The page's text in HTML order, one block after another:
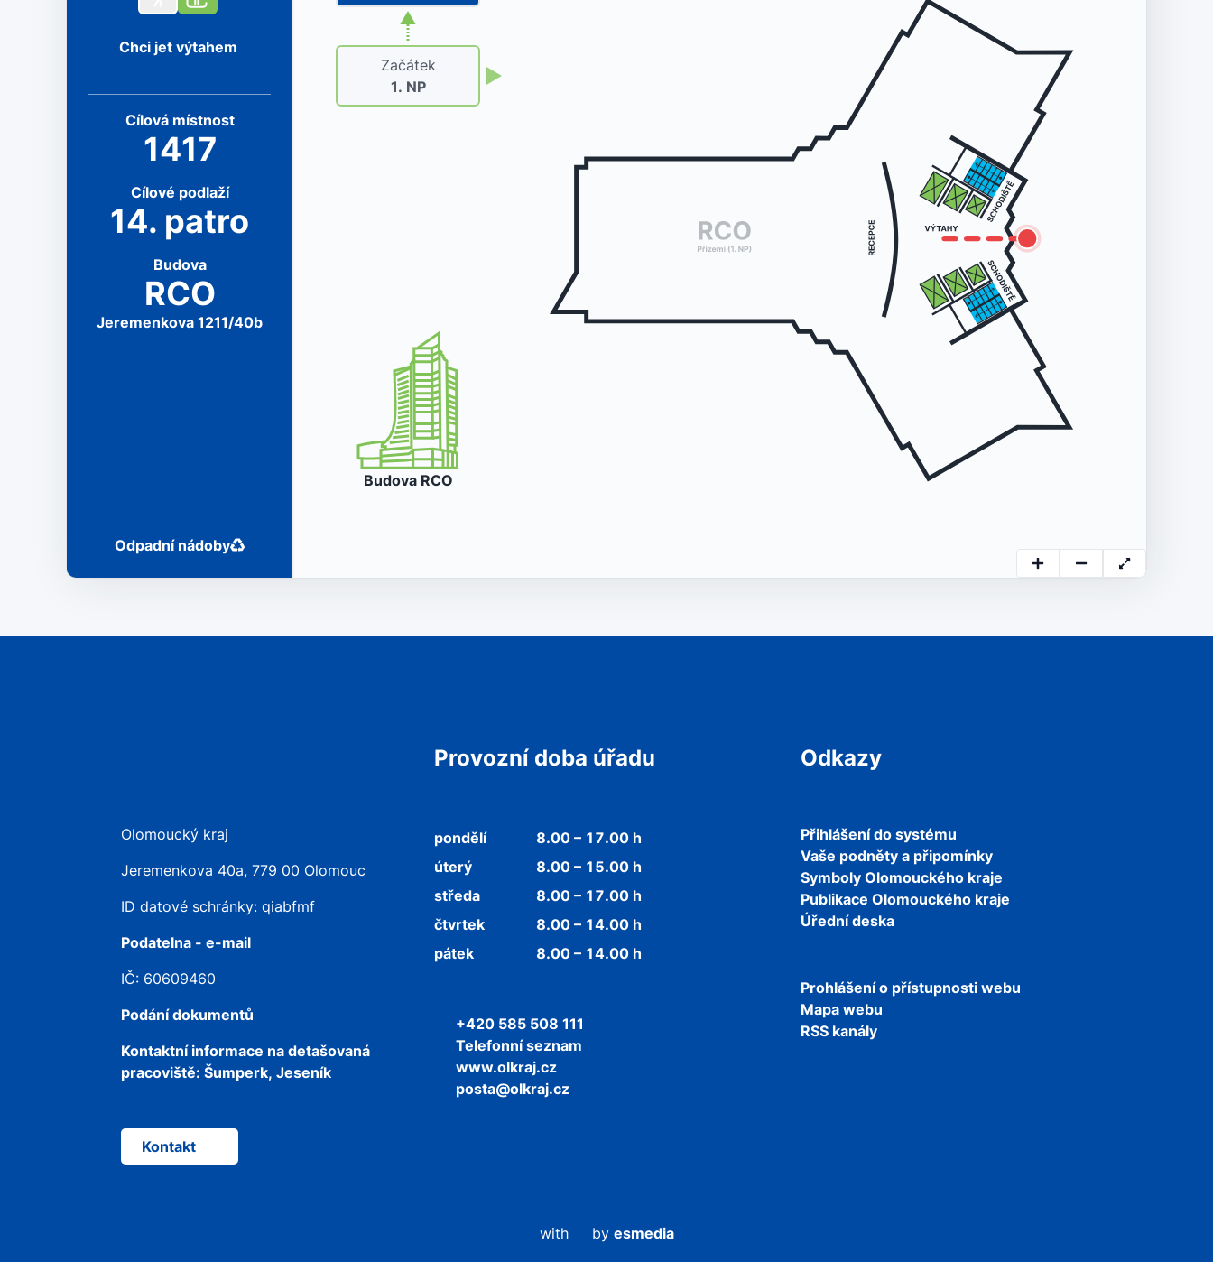
Chci jet výtahem
Cílovámístnost
1417
Cílové podlaží
14. patro
Budova
RCO
Jeremenkova 1211/40b
Odpadní nádoby
Začátek
1. NP
Budova RCO
Olomoucký kraj
Jeremenkova 40a, 779 00 Olomouc
ID datové schránky: qiabfmf
Podatelna - e-mail
IČ: 60609460
Podání dokumentů
Kontaktní informace na detašovaná
pracoviště: Šumperk, Jeseník
Kontakt
Provozní doba úřadu
pondělí
8.00 – 17.00 h
úterý
8.00 – 15.00 h
středa
8.00 – 17.00 h
čtvrtek
8.00 – 14.00 h
pátek
8.00 – 14.00 h
+420 585 508 111
Telefonní seznam
www.olkraj.cz
posta@olkraj.cz
Odkazy
Přihlášení do systému
Vaše podněty a připomínky
Symboly Olomouckého kraje
Publikace Olomouckého kraje
Úřední deska
Prohlášení o přístupnosti webu
Mapa webu
RSS kanály
with by esmedia